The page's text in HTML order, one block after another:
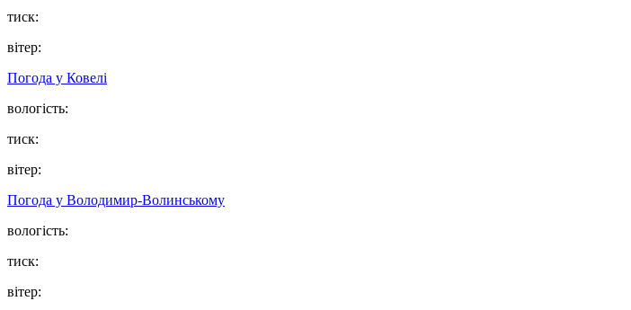
тиск:
вітер:
Погода у Ковелі
вологість:
тиск:
вітер:
Погода у Володимир-Волинському
вологість:
тиск:
вітер: